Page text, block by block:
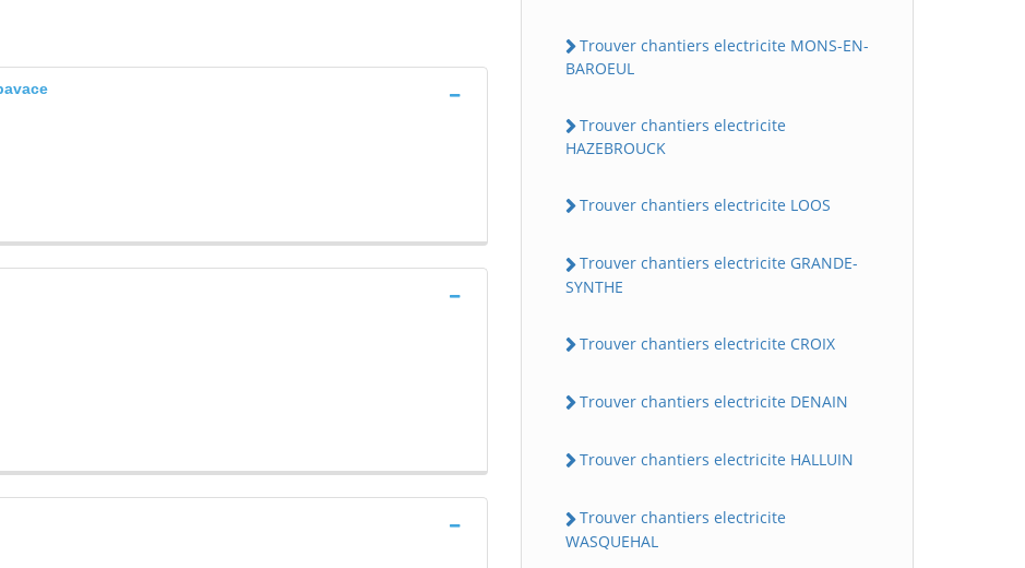
Trouver chantiers electricite MONS-EN-
BAROEUL
Trouver chantiers electricite
HAZEBROUCK
Trouver chantiers electricite LOOS
Trouver chantiers electricite GRANDE-
SYNTHE
Trouver chantiers electricite CROIX
Trouver chantiers electricite DENAIN
Trouver chantiers electricite HALLUIN
Trouver chantiers electricite
WASQUEHAL